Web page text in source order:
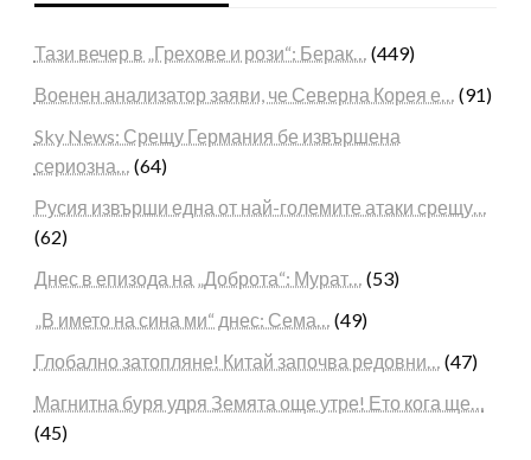
Тази вечер в „Грехове и рози“: Берак… (449)
Военен анализатор заяви, че Северна Корея е… (91)
Sky News: Срещу Германия бе извършена
сериозна… (64)
Русия извърши една от най-големите атаки срещу…
(62)
Днес в епизода на „Доброта“: Мурат… (53)
„В името на сина ми“ днес: Сема… (49)
Глобално затопляне! Китай започва редовни… (47)
Магнитна буря удря Земята още утре! Ето кога ще…
(45)